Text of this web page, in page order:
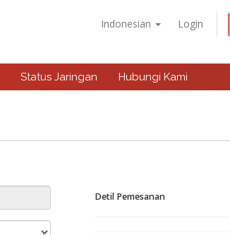
Indonesian Login
Status Jaringan Hubungi Kami
Detil Pemesanan